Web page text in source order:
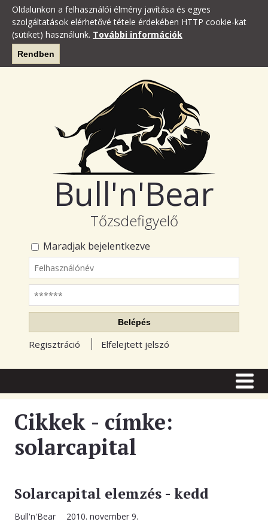
Oldalunkon a felhasználói élmény javítása és egyes
szolgáltatások elérhetővé tétele érdekében HTTP cookie-kat
(sütiket) használunk. További információk
Rendben
Bull'n'Bear
Tőzsdefigyelő
Maradjak bejelentkezve
Felhasználónév
Jelszó
Belépés
Regisztráció Elfelejtett jelszó
CIKKEK
TŐZSDE FÓRUM
RSS OLVASÓ
BLOGOK
Cikkek - címke:
solarcapital
Solarcapital elemzés - kedd
Bull'n'Bear 2010. november 9.